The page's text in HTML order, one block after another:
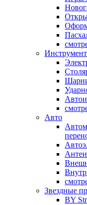
Авто
Звездные
BY